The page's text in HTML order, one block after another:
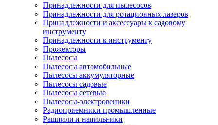
Принадлежности для пылесосов
Принадлежности для ротационных лазеров
Принадлежности и аксессуары к садовому
инструменту
Принадлежности к инструменту
Прожекторы
Пылесосы
Пылесосы автомобильные
Пылесосы аккумуляторные
Пылесосы садовые
Пылесосы сетевые
Пылесосы-электровеники
Радиоприемники промышленные
Рашпили и напильники